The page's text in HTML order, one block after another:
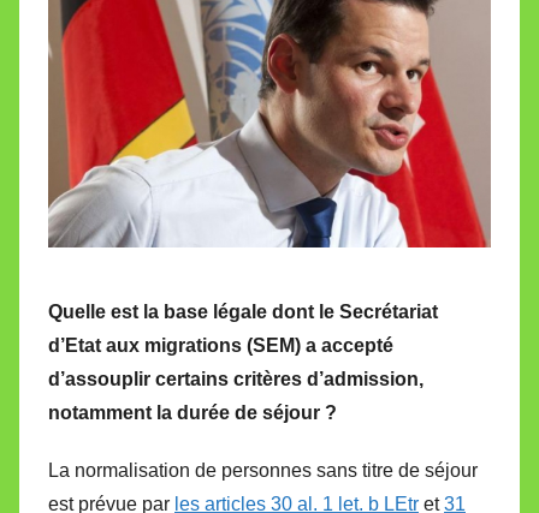
Quelle est la base légale dont le Secrétariat
d’Etat aux migrations (SEM) a accepté
d’assouplir certains critères d’admission,
notamment la durée de séjour ?
La normalisation de personnes sans titre de séjour
est prévue par les articles 30 al. 1 let. b LEtr et31